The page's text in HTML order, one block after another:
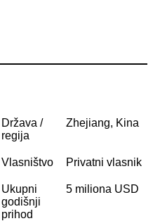
Država /
regija
Zhejiang, Kina
Vlasništvo Privatni vlasnik
Ukupni
godišnji
prihod
5 miliona USD